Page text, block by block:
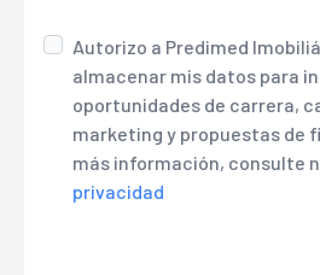
Autorizo ​​a Predimed
almacenar mis datos para
oportunidades de carrera,
marketing y propuestas de
más información, consulte
privacidad